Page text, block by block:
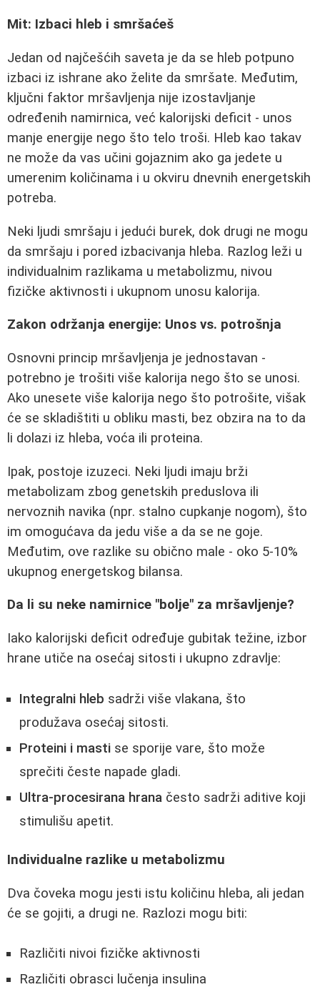
Mit: Izbaci hleb i smršaćeš
Jedan od najčešćih saveta je da se hleb potpuno
izbaci iz ishrane ako želite da smršate. Međutim,
ključni faktor mršavljenja nije izostavljanje
određenih namirnica, već kalorijski deficit - unos
manje energije nego što telo troši. Hleb kao takav
ne može da vas učini gojaznim ako ga jedete u
umerenim količinama i u okviru dnevnih energetskih
potreba.
Neki ljudi smršaju i jedući burek, dok drugi ne mogu
da smršaju i pored izbacivanja hleba. Razlog leži u
individualnim razlikama u metabolizmu, nivou
fizičke aktivnosti i ukupnom unosu kalorija.
Zakon održanja energije: Unos vs. potrošnja
Osnovni princip mršavljenja je jednostavan -
potrebno je trošiti više kalorija nego što se unosi.
Ako unesete više kalorija nego što potrošite, višak
će se skladištiti u obliku masti, bez obzira na to da
li dolazi iz hleba, voća ili proteina.
Ipak, postoje izuzeci. Neki ljudi imaju brži
metabolizam zbog genetskih preduslova ili
nervoznih navika (npr. stalno cupkanje nogom), što
im omogućava da jedu više a da se ne goje.
Međutim, ove razlike su obično male - oko 5-10%
ukupnog energetskog bilansa.
Da li su neke namirnice "bolje" za mršavljenje?
Iako kalorijski deficit određuje gubitak težine, izbor
hrane utiče na osećaj sitosti i ukupno zdravlje:
Integralni hleb sadrži više vlakana, što
produžava osećaj sitosti.
Proteini i masti se sporije vare, što može
sprečiti česte napade gladi.
Ultra-procesirana hrana često sadrži aditive koji
stimulišu apetit.
Individualne razlike u metabolizmu
Dva čoveka mogu jesti istu količinu hleba, ali jedan
će se gojiti, a drugi ne. Razlozi mogu biti:
Različiti nivoi fizičke aktivnosti
Različiti obrasci lučenja insulina